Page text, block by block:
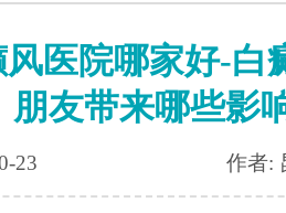
医院哪家好-白
朋友带来哪些影
23 作者: